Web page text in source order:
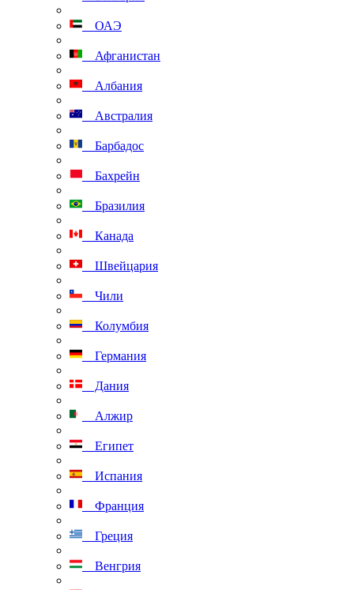
ОАЭ
Афганистан
Албания
Австралия
Барбадос
Бахрейн
Бразилия
Канада
Швейцария
Чили
Колумбия
Германия
Дания
Алжир
Египет
Испания
Франция
Греция
Венгрия